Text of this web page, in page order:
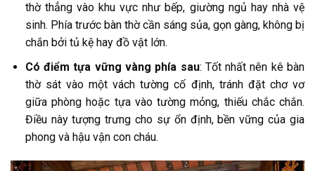
thờ thẳng vào khu vực như bếp, giường ngủ hay nhà vệ
sinh. Phía trước bàn thờ cần sáng sủa, gọn gàng, không bị
chắn bởi tủ kệ hay đồ vật lớn.
Có điểm tựa vững vàng phía sau: Tốt nhất nên kê bàn
thờ sát vào một vách tường cố định, tránh đặt chơ vơ
giữa phòng hoặc tựa vào tường mỏng, thiếu chắc chắn.
Điều này tượng trưng cho sự ổn định, bền vững của gia
phong và hậu vận con cháu.